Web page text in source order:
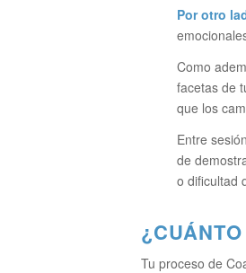
Por otro
Como
facetas de
que los
Entre
de
o dificultad
Tu proceso de